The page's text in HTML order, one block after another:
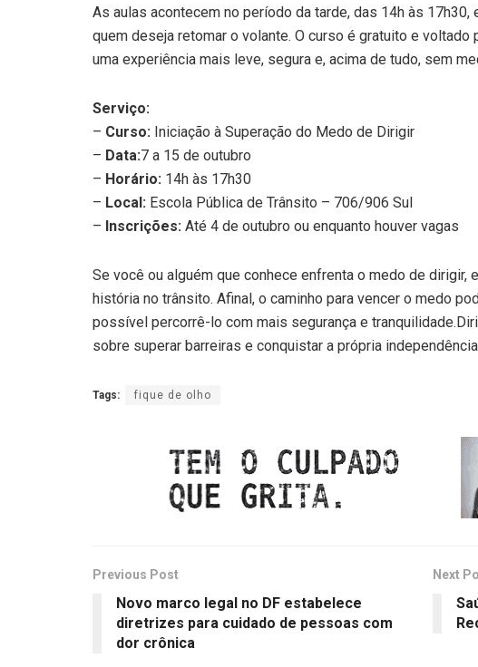
As aulas acontecem no período da tarde, das 14h às
quem deseja retomar o volante. O curso é gratuito e
uma experiência mais leve, segura e, acima de tudo, sem
Serviço:
– Curso: Iniciação à Superação do Medo de Dirigir
– Data:7 a 15 de outubro
– Horário: 14h às 17h30
– Local: Escola Pública de Trânsito – 706/906 Sul
– Inscrições: Até 4 de outubro ou enquanto houver vagas
Se você ou alguém que conhece enfrenta o medo de
história no trânsito. Afinal, o caminho para vencer o medo
possível percorrê-lo com mais segurança e
sobre superar barreiras e conquistar a própria
Tags: fique de olho
Previous Post
Novo marco legal no DF estabelece
diretrizes para cuidado de pessoas com
dor crônica
Next